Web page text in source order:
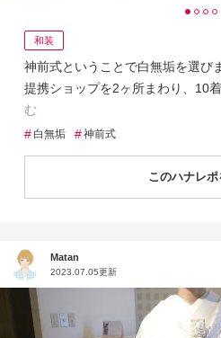
和装
神前式ということで白無垢を選び
提携ショップを2ヶ所まわり、10
む
# 白無垢 #神前式
このハナレポ
Matan
2023.07.05更新